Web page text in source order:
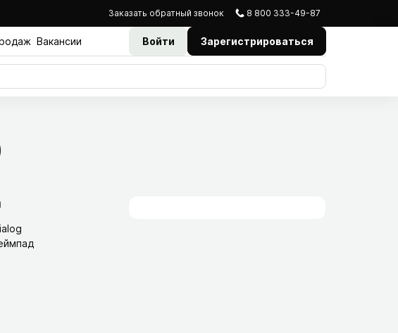
Заказать обратный звонок 8 800 333-49-87
Вакансии Войти Зарегистрироваться